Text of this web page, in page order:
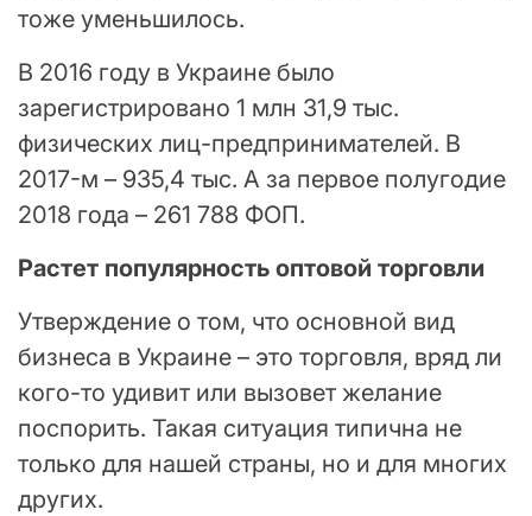
тоже уменьшилось.
В 2016 году в Украине было
зарегистрировано 1 млн 31,9 тыс.
физических лиц-предпринимателей. В
2017-м – 935,4 тыс. А за первое полугодие
2018 года – 261 788 ФОП.
Растет популярность оптовой торговли
Утверждение о том, что основной вид
бизнеса в Украине – это торговля, вряд ли
кого-то удивит или вызовет желание
поспорить. Такая ситуация типична не
только для нашей страны, но и для многих
других.